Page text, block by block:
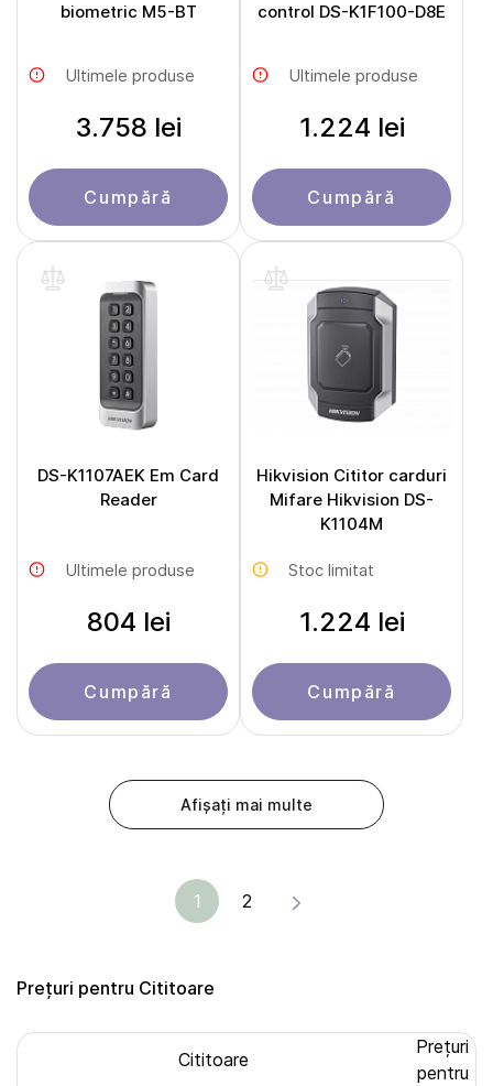
biometric M5-BT
Ultimele produse
3.758 lei
Cumpără
control DS-K1F100-D8E
Ultimele produse
1.224 lei
Cumpără
DS-K1107AEK Em Card
Reader
Ultimele produse
804 lei
Cumpără
Hikvision Cititor carduri
Mifare Hikvision DS-
K1104M
Stoc limitat
1.224 lei
Cumpără
Afișați mai multe
1 2
Prețuri pentru Cititoare
Cititoare
Prețuri
pentru